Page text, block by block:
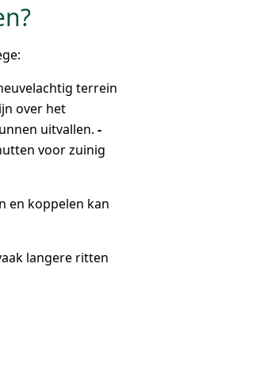
terrein
over het
uitvallen. -
voor zuinig
en koppelen kan
langere ritten